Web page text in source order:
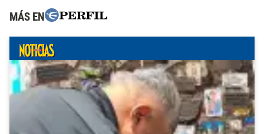
MÁS EN